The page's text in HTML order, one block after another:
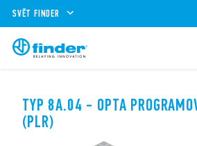
SVĚT FINDER
TYP 8A.04 - OPTA
(PLR)